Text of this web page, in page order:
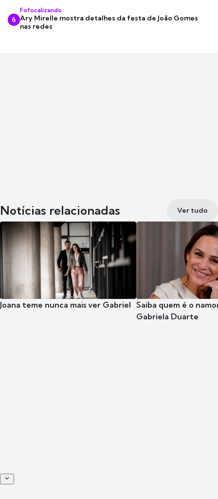
6
Fofocalizando
Ary Mirelle mostra detalhes da festa de João Gomes
nas redes
Notícias relacionadas Ver tudo
Joana teme nunca mais ver Gabriel Saiba quem é o
Gabriela Duarte